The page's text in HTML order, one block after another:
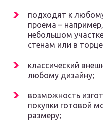
подходят к
проема –
небольшом
стенам или в
классический
любому дизайну;
возможность
покупки готовой
размеру;